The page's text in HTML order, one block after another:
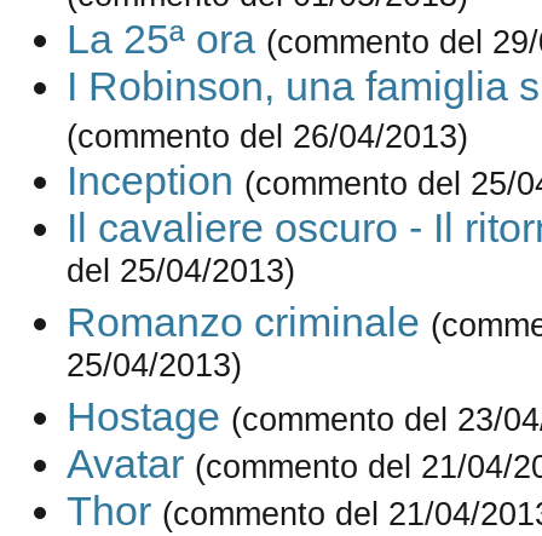
La 25ª ora (commento del
I Robinson, una famiglia
(commento del 26/04/2013)
Inception (commento del 25/
Il cavaliere oscuro - Il
del 25/04/2013)
Romanzo criminale
25/04/2013)
Hostage (commento del 23/
Avatar (commento del 21/04/
Thor (commento del 21/04/